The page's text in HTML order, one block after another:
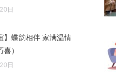
日
】蝶韵相伴 家满温情
喜）
日